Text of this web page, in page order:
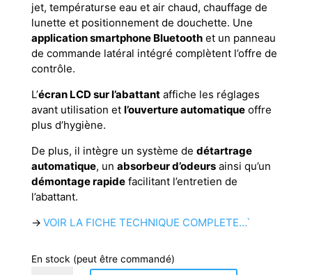
jet, températurse eau et air chaud, chauffage de
lunette et positionnement de douchette. Une
application smartphone Bluetoothet un panneau
de commande latéral intégré complètent l’offre de
contrôle.
L’écran LCD sur l’abattantaffiche les réglages
avant utilisation et l’ouverture automatiqueoffre
plus d’hygiène.
De plus, il intègre un système de détartrage
automatique, un absorbeur d’odeursainsi qu’un
démontage rapidefacilitant l’entretien de
l’abattant.
→ VOIR LA FICHE TECHNIQUE COMPLETE…`
En stock (peut être commandé)